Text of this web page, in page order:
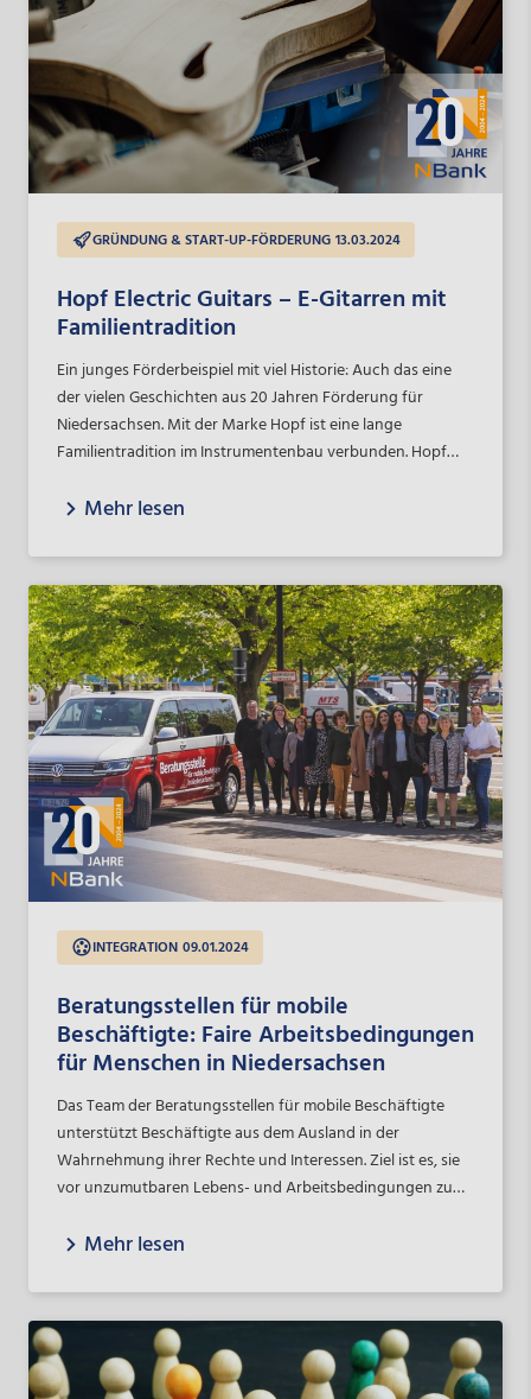
GRÜNDUNG & START-UP-FÖRDERUNG 13.03.2024
Hopf Electric Guitars – E-Gitarren mit
Familientradition
Ein junges Förderbeispiel mit viel Historie: Auch das eine
der vielen Geschichten aus 20 Jahren Förderung für
Niedersachsen. Mit der Marke Hopf ist eine lange
Familientradition im Instrumentenbau verbunden. Hopf
Past, Riffs for the Future“ bekannte Gitarrenmodelle aus
2023 unterstützt das Förderdarlehen „MikroSTARTer
Niedersachsen“ der NBank die Umsetzung der
Geschäftsidee. Im Gespräch mit dem Geschäftsführer
Daniel Hopf wird schnell klar, wie gut Tradition,
Handwerkskunst und höchste Ansprüche an moderne
Soundqualität zusammenpassen.
Mehr lesen
INTEGRATION 09.01.2024
Beratungsstellen für mobile
Beschäftigte: Faire Arbeitsbedingungen
für Menschen in Niedersachsen
Das Team der Beratungsstellen für mobile Beschäftigte
unterstützt Beschäftigte aus dem Ausland in der
Wahrnehmung ihrer Rechte und Interessen. Ziel ist es, sie
vor unzumutbaren Lebens- und Arbeitsbedingungen zu
begann mit einer Förderung der NBank. Die Umsetzung
Im Gespräch beleuchtet Geschäftsführer Maximilian
Schmidt den Hintergrund des Projekts und gibt Einblick in
die Arbeit der Beratungsstellen.
Mehr lesen